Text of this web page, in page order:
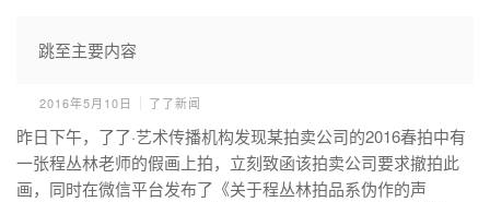
跳至主要内容
藏家如何避免拍到假画
2016年5月10日 了了新闻
昨日下午，了了·艺术传播机构发现某拍卖公司的2016春拍中有
一张程丛林老师的假画上拍，立刻致函该拍卖公司要求撤拍此
画，同时在微信平台发布了《关于程丛林拍品系伪作的声